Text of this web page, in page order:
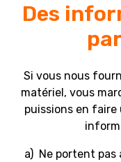
Des
Si vous nous
matériel, vous
puissions en faire
a) Ne portent